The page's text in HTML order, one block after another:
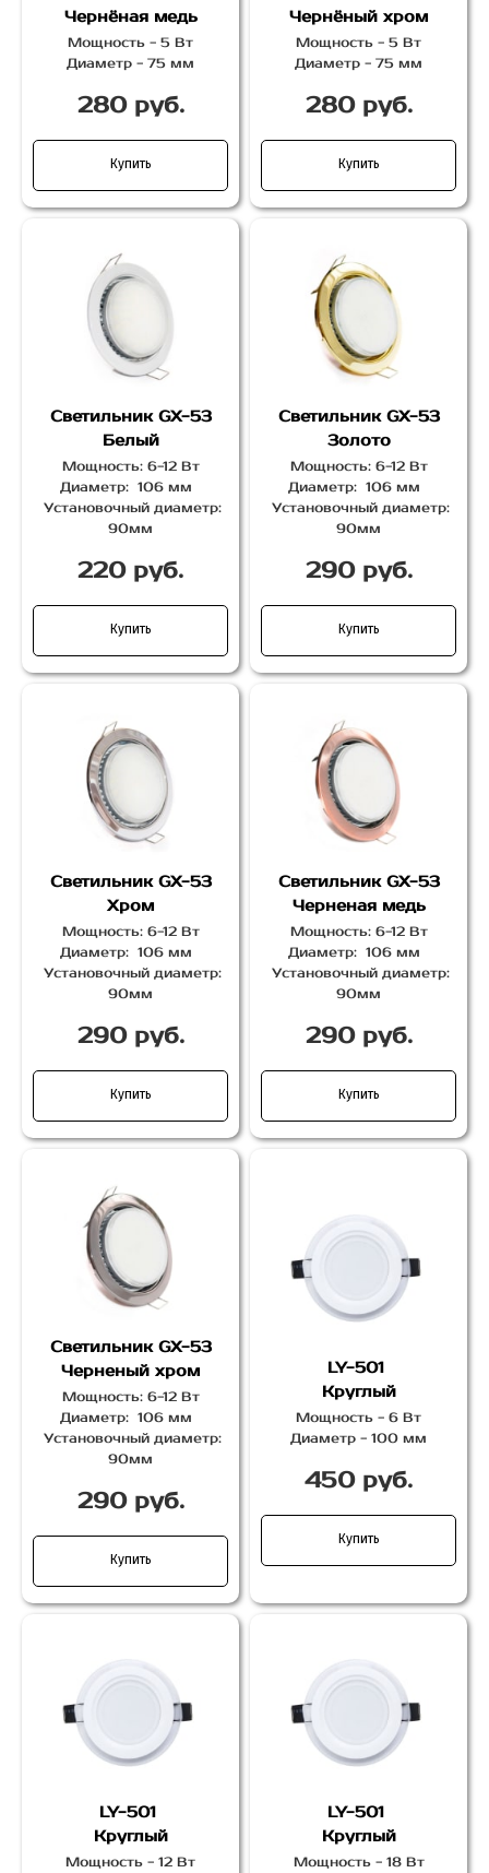
Чернёная медь
Мощность - 5 Вт
Диаметр - 75 мм
280 руб.
Купить
Чернёный хром
Мощность - 5 Вт
Диаметр - 75 мм
280 руб.
Купить
Светильник GX-53
Белый
Мощность: 6-12 Вт
Диаметр: 106 мм
Установочный диаметр:
90мм
220 руб.
Купить
Светильник GX-53
Золото
Мощность: 6-12 Вт
Диаметр: 106 мм
Установочный диаметр:
90мм
290 руб.
Купить
Светильник GX-53
Хром
Мощность: 6-12 Вт
Диаметр: 106 мм
Установочный диаметр:
90мм
290 руб.
Купить
Светильник GX-53
Черненая медь
Мощность: 6-12 Вт
Диаметр: 106 мм
Установочный диаметр:
90мм
290 руб.
Купить
Светильник GX-53
Черненый хром
Мощность: 6-12 Вт
Диаметр: 106 мм
Установочный диаметр:
90мм
290 руб.
Купить
LY-501
Круглый
Мощность - 6 Вт
Диаметр - 100 мм
450 руб.
Купить
LY-501
Круглый
Мощность - 12 Вт
LY-501
Круглый
Мощность - 18 Вт